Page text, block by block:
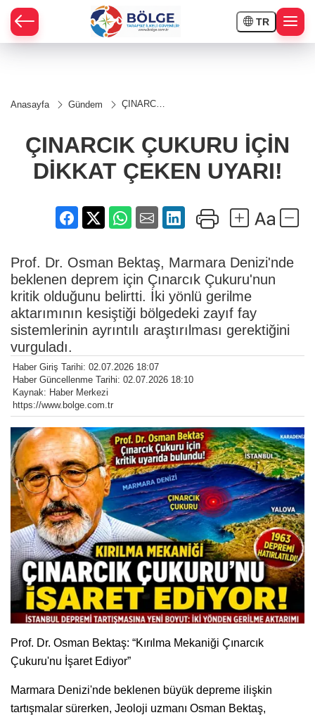
TR
Anasayfa Gündem
ÇINARCIK
DİKKAT
ÇEKEN
UYARI!
ÇINARCIK ÇUKURU İÇİN
DİKKAT ÇEKEN UYARI!
Prof. Dr. Osman Bektaş, Marmara Denizi'nde
beklenen deprem için Çınarcık Çukuru'nun
kritik olduğunu belirtti. İki yönlü gerilme
aktarımının kesiştiği bölgedeki zayıf fay
sistemlerinin ayrıntılı araştırılması gerektiğini
vurguladı.
Haber Giriş Tarihi: 02.07.2026 18:07
Haber Güncellenme Tarihi: 02.07.2026 18:10
Kaynak: Haber Merkezi
https://www.bolge.com.tr
Prof. Dr. Osman Bektaş: “Kırılma Mekaniği Çınarcık
Çukuru'nu İşaret Ediyor”
Marmara Denizi'nde beklenen büyük depreme ilişkin
tartışmalar sürerken, Jeoloji uzmanı Osman Bektaş,